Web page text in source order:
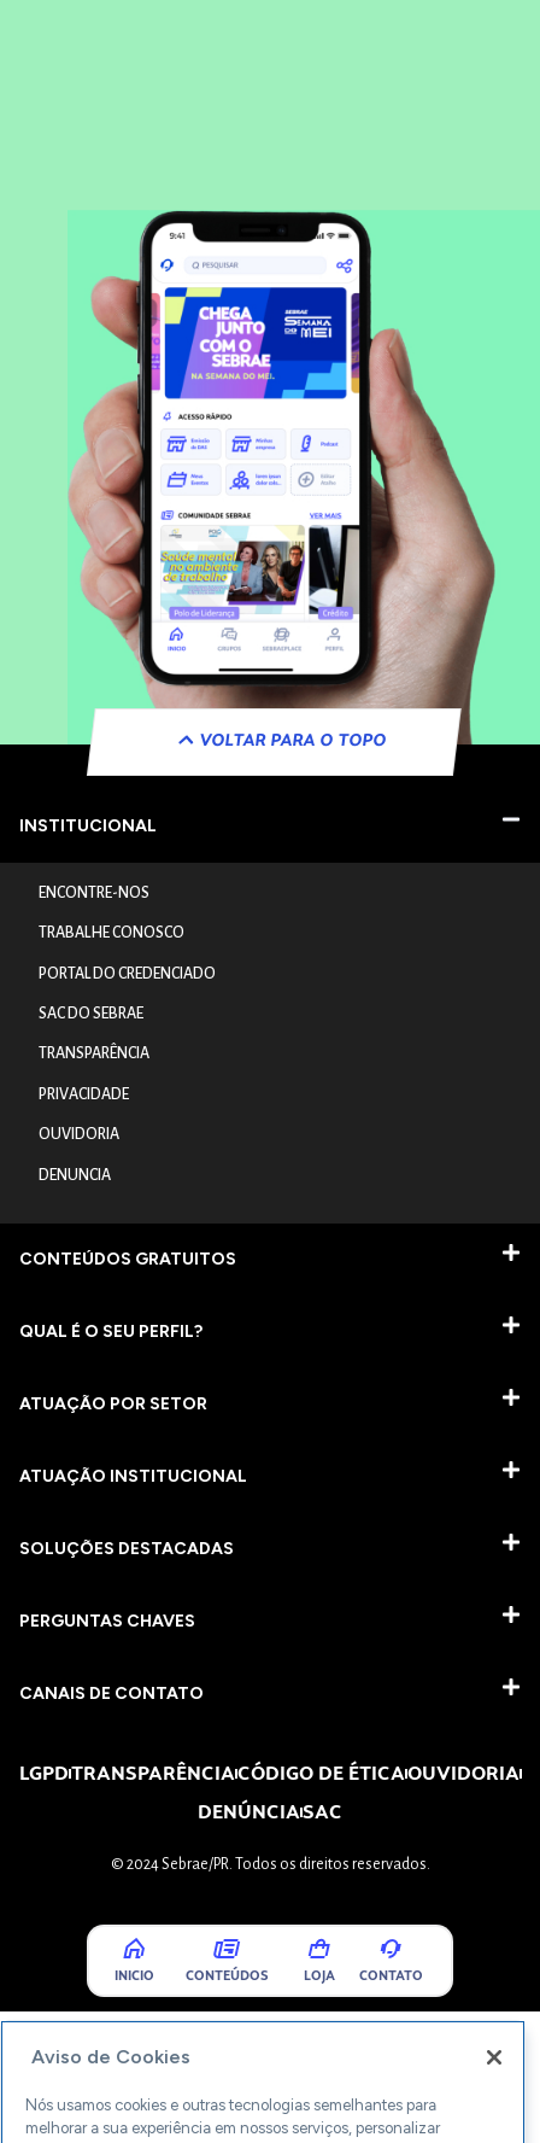
VOLTAR PARA O TOPO
INSTITUCIONAL
ENCONTRE-NOS
TRABALHE CONOSCO
PORTAL DO CREDENCIADO
SAC DO SEBRAE
TRANSPARÊNCIA
PRIVACIDADE
OUVIDORIA
DENUNCIA
CONTEÚDOS GRATUITOS
QUAL É O SEU PERFIL?
ATUAÇÃO POR SETOR
ATUAÇÃO INSTITUCIONAL
SOLUÇÕES DESTACADAS
PERGUNTAS CHAVES​
CANAIS DE CONTATO
LGPDTRANSPARÊNCIACÓDIGO DE ÉTICAOUVIDORIA
DENÚNCIASAC
© 2024 Sebrae/PR. Todos os direitos reservados.
INICIO CONTEÚDOS LOJA CONTATO
Aviso de Cookies
Nós usamos cookies e outras tecnologias semelhantes para
melhorar a sua experiência em nossos serviços, personalizar